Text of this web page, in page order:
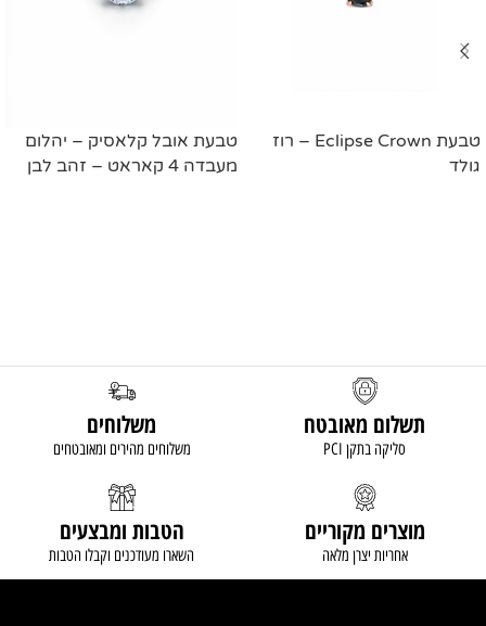
טבעת Eclipse Crown – רוז
גולד
טבעת אובל קלאסיק – יהלום
מעבדה 4 קאראט – זהב לבן
תשלום מאובטח
סליקה בתקן PCI
משלוחים
משלוחים מהירים ומאובטחים
מוצרים מקוריים
אחריות יצרן מלאה
הטבות ומבצעים
השארו מעודכנים וקבלו הטבות